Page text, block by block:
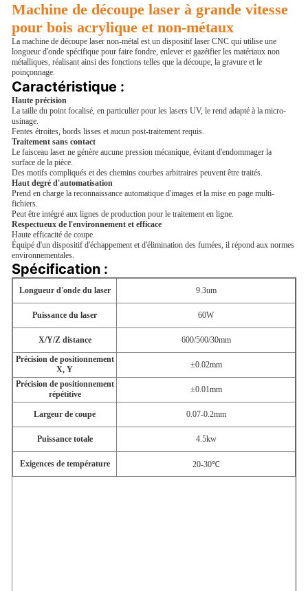
Machine de découpe laser à grande vitesse
pour bois acrylique et non-métaux
La machine de découpe laser non-métal est un dispositif laser CNC qui utilise une
longueur d'onde spécifique pour faire fondre, enlever et gazéifier les matériaux non
métalliques, réalisant ainsi des fonctions telles que la découpe, la gravure et le
poinçonnage.
Caractéristique :
Haute précision
La taille du point focalisé, en particulier pour les lasers UV, le rend adapté à la micro-
usinage.
Fentes étroites, bords lisses et aucun post-traitement requis.
Traitement sans contact
Le faisceau laser ne génère aucune pression mécanique, évitant d'endommager la
surface de la pièce.
Des motifs compliqués et des chemins courbes arbitraires peuvent être traités.
Haut degré d'automatisation
Prend en charge la reconnaissance automatique d'images et la mise en page multi-
fichiers.
Peut être intégré aux lignes de production pour le traitement en ligne.
Respectueux de l'environnement et efficace
Haute efficacité de coupe.
Équipé d'un dispositif d'échappement et d'élimination des fumées, il répond aux normes
environnementales.
Spécification :
Longueur d'onde du laser 9.3um
Puissance du laser 60W
X/Y/Z distance
600/500/30mm
Précision de positionnement
X, Y
±0.02mm
Précision de positionnement
répétitive
±0.01mm
Largeur de coupe 0.07-0.2mm
Puissance totale 4.5kw
Exigences de température 20-30℃